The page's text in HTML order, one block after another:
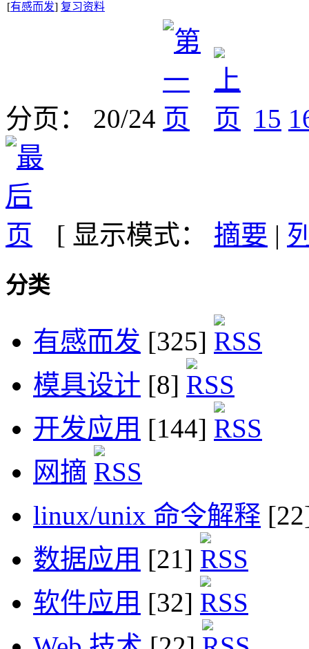
[有感而发] 复习资料
分页： 20/24 15
[ 显示模式： 摘要 |
分类
有感而发 [325]
模具设计 [8]
开发应用 [144]
网摘
linux/unix 命令解释
数据应用 [21]
软件应用 [32]